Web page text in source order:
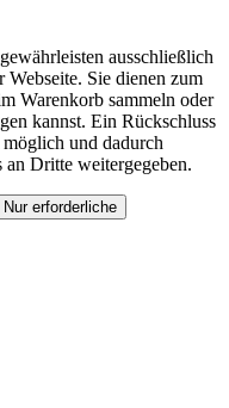
ausschließlich
Webseite. Sie dienen zum
Warenkorb sammeln oder
kannst. Ein Rückschluss
und dadurch
Dritte weitergegeben.
Nur erforderliche